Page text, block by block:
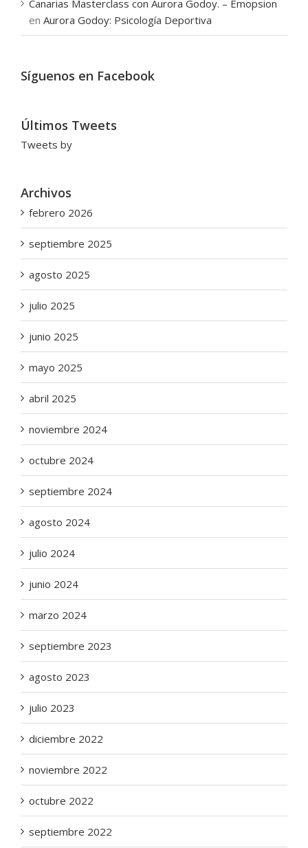
Canarias Masterclass con Aurora Godoy. – Emopsion
en Aurora Godoy: Psicología Deportiva
Síguenos en Facebook
Últimos Tweets
Tweets by
Archivos
febrero 2026
septiembre 2025
agosto 2025
julio 2025
junio 2025
mayo 2025
abril 2025
noviembre 2024
octubre 2024
septiembre 2024
agosto 2024
julio 2024
junio 2024
marzo 2024
septiembre 2023
agosto 2023
julio 2023
diciembre 2022
noviembre 2022
octubre 2022
septiembre 2022